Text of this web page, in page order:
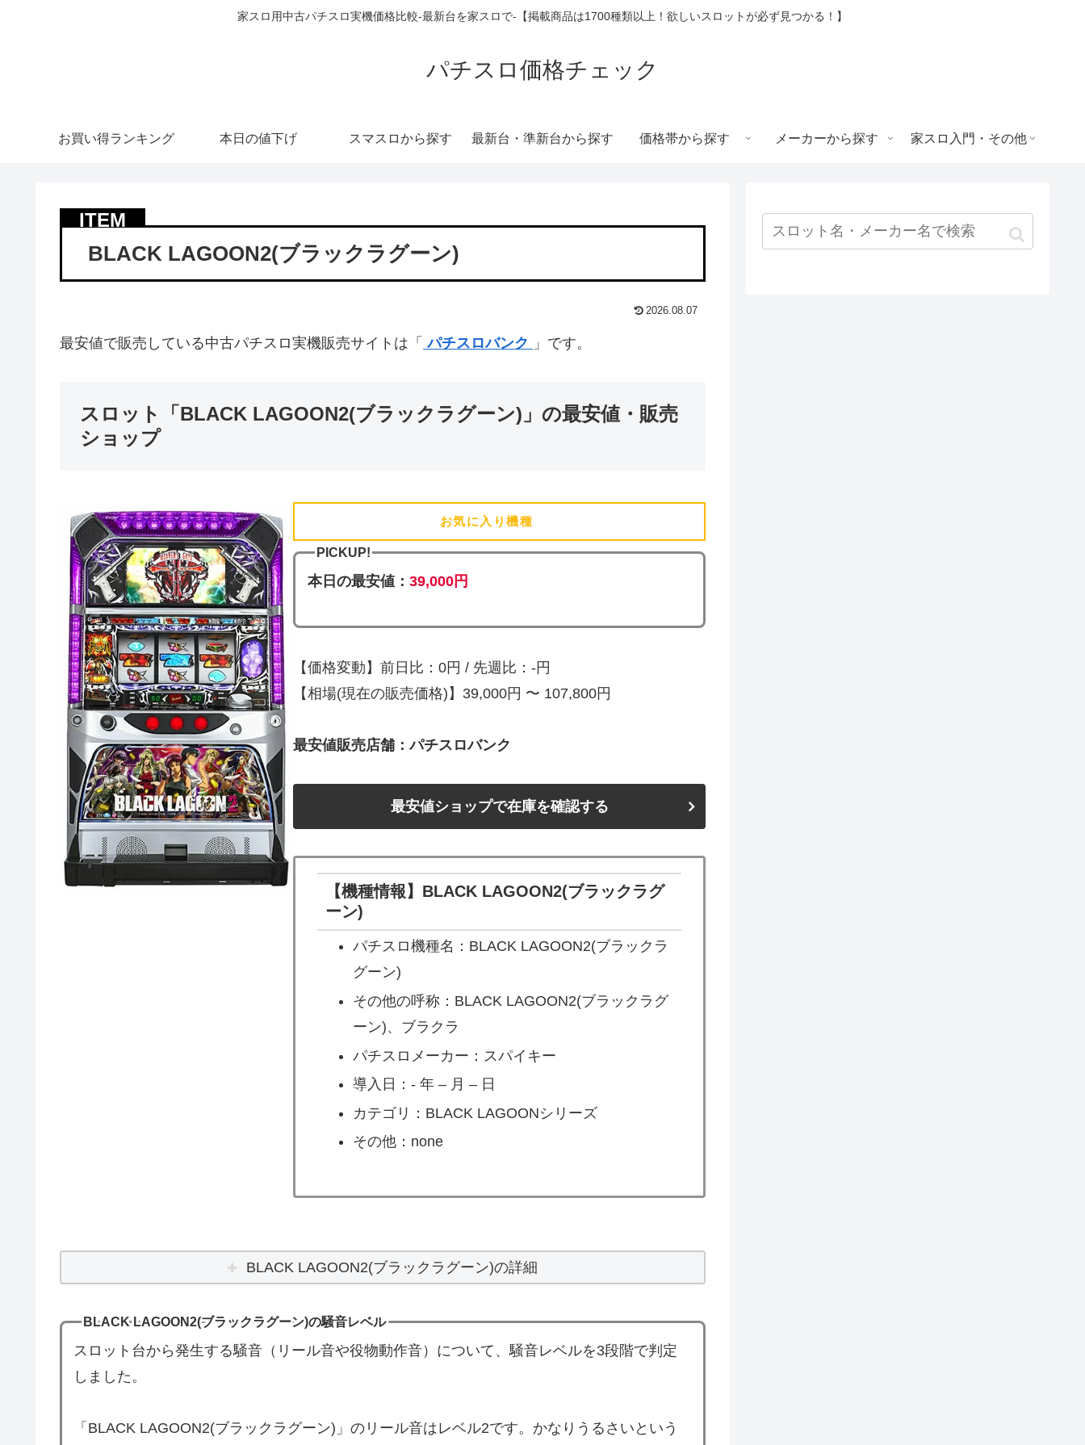
家スロ用中古パチスロ実機価格比較-最新台を家スロで-【掲載商品は1700種類以上！欲しいスロットが必ず見つかる！】
パチスロ価格チェック
お買い得ランキング 本日の値下げ スマスロから探す 最新台・準新台から探す 価格帯から探す メーカーから探す 家スロ入門・その他
BLACK LAGOON2(ブラックラグーン)
2026.08.07
最安値で販売している中古パチスロ実機販売サイトは「 パチスロバンク 」です。
スロット「BLACK LAGOON2(ブラックラグーン)」の最安値・販売
ショップ
お気に入り機種
PICKUP!
本日の最安値： 39,000円
【価格変動】前日比：0円 / 先週比：-円
【相場(現在の販売価格)】39,000円 〜 107,800円
最安値販売店舗：パチスロバンク
最安値ショップで在庫を確認する
【機種情報】BLACK LAGOON2(ブラックラグ
ーン)
パチスロ機種名：BLACK LAGOON2(ブラックラ
グーン)
その他の呼称：BLACK LAGOON2(ブラックラグ
ーン)、ブラクラ
パチスロメーカー：スパイキー
導入日：- 年 – 月 – 日
カテゴリ：BLACK LAGOONシリーズ
その他：none
BLACK LAGOON2(ブラックラグーン)の詳細
BLACK LAGOON2(ブラックラグーン)の騒音レベル
スロット台から発生する騒音（リール音や役物動作音）について、騒音レベルを3段階で判定
しました。
「BLACK LAGOON2(ブラックラグーン)」のリール音はレベル2です。かなりうるさいという